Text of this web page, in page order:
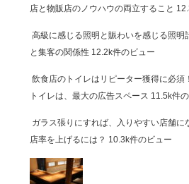
店と物販店のノウハウの両立すること
高級に感じる照明と賑わいを感じる照明
と集客の関係性 12.2k件のビュー
飲食店のトイレはリピーター獲得に必須
トイレは、最大の広告スペース 11.5k件
ガラス張りにすれば、入りやすい店舗に
店率を上げるには？ 10.3k件のビュー